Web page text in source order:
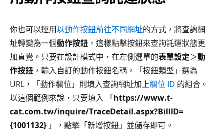
你也可以運用以動作按鈕前往不同網址的方式，將查詢網
址轉變為一個動作按鈕 ，這樣點擊按鈕來查詢託運狀態更
加直覺。只要在設計模式中，在左側選單的表單設定＞動
作按鈕 ，輸入自訂的動作按鈕名稱，「按鈕類型」選為
URL，「動作欄位」則填入查詢網址加上欄位 ID 的組合。
以這個範例來說，只要填入 「https://www.t-
cat.com.tw/inquire/TraceDetail.aspx?BillID=
{1001132} 」，點擊「新增按鈕」並儲存即可。